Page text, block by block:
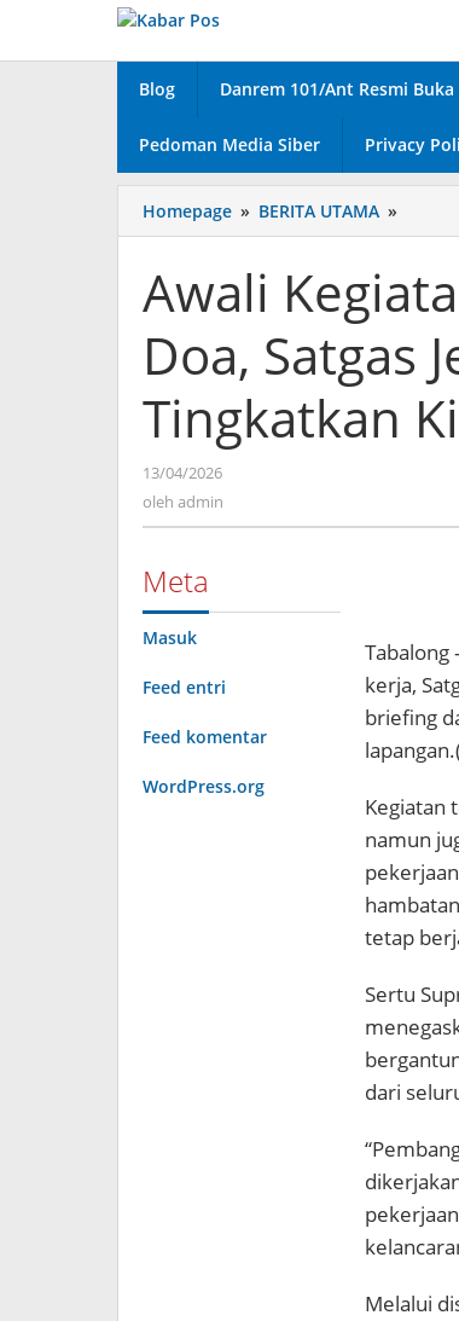
konten
Blog Danrem 101/Ant Resmi
Pedoman Media Siber Privacy
Homepage » BERITA UTAMA »
dan
Doa,
Satgas
Garuda
Awali
Doa, Satgas
Tingkatkan
13/04/2026
oleh admin
Meta
Masuk
Feed entri
Feed komentar
WordPress.org
Tabalong
kerja,
briefing
Kegiatan
namun
tetap
Sertu
dari
Melalui